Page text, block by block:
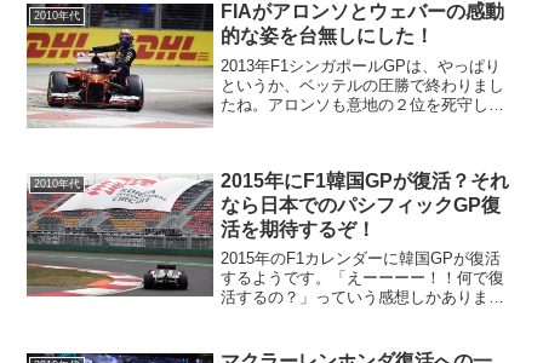
2010年代
FIAがアロンソとウェバーの感動
的な姿を台無しにした！
2013年F1シンガポールGPは、やっぱり
というか、ベッテルの圧勝で終わりまし
たね。アロンソも意地の２位を死守しま
されてしまったよう...
2010年代
2015年にF1韓国GPが復活？それ
なら日本でのパシフィックGP復
活を期待するぞ！
2015年のF1カレンダーに韓国GPが復活
するようです。「えーーーー！！何で復
活するの？」っていう感想しかありませ
国GPを覚えていないんでしょうか？